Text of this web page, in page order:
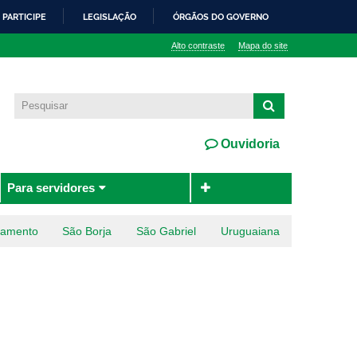
PARTICIPE LEGISLAÇÃO ÓRGÃOS DO GOVERNO
Alto contraste Mapa do site
Ouvidoria
Para servidores
São Borja São Gabriel Uruguaiana